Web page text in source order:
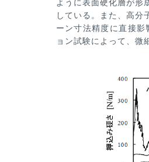
ように表面硬化層が形
している。また、高分
ーン寸法精度に直接
ョン試験に よって、微